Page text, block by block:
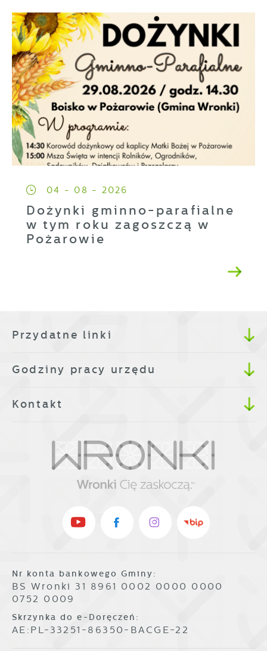
04 - 08 - 2026
Dożynki gminno-parafialne
w tym roku zagoszczą w
Pożarowie
Przydatne linki
Godziny pracy urzędu
Kontakt
Nr konta bankowego Gminy:
BS Wronki 31 8961 0002 0000 0000
0752 0009
Skrzynka do e-Doręczeń:
AE:PL-33251-86350-BACGE-22